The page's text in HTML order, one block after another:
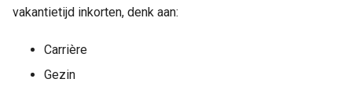
vakantietijd inkorten, denk aan:
Carrière
Gezin